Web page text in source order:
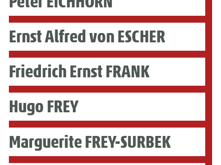
Ernst Alfred von ESCHER
Friedrich Ernst FRANK
Hugo FREY
Marguerite FREY-SURBEK